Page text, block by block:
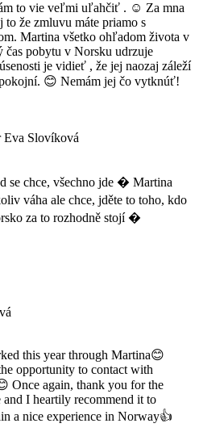
to vie veľmi uľahčiť . ☺️ Za mna
že zmluvu máte priamo s
Martina všetko ohľadom života v
čas pobytu v Norsku udrzuje
je vidieť , že jej naozaj záleží
😊 Nemám jej čo vytknúť!
Eva Slovíková
se chce, všechno jde � Martina
váha ale chce, jděte to toho, kdo
za to rozhodně stojí �
this year through Martina😊
opportunity to contact with
Once again, thank you for the
I heartily recommend it to
a nice experience in Norway👍